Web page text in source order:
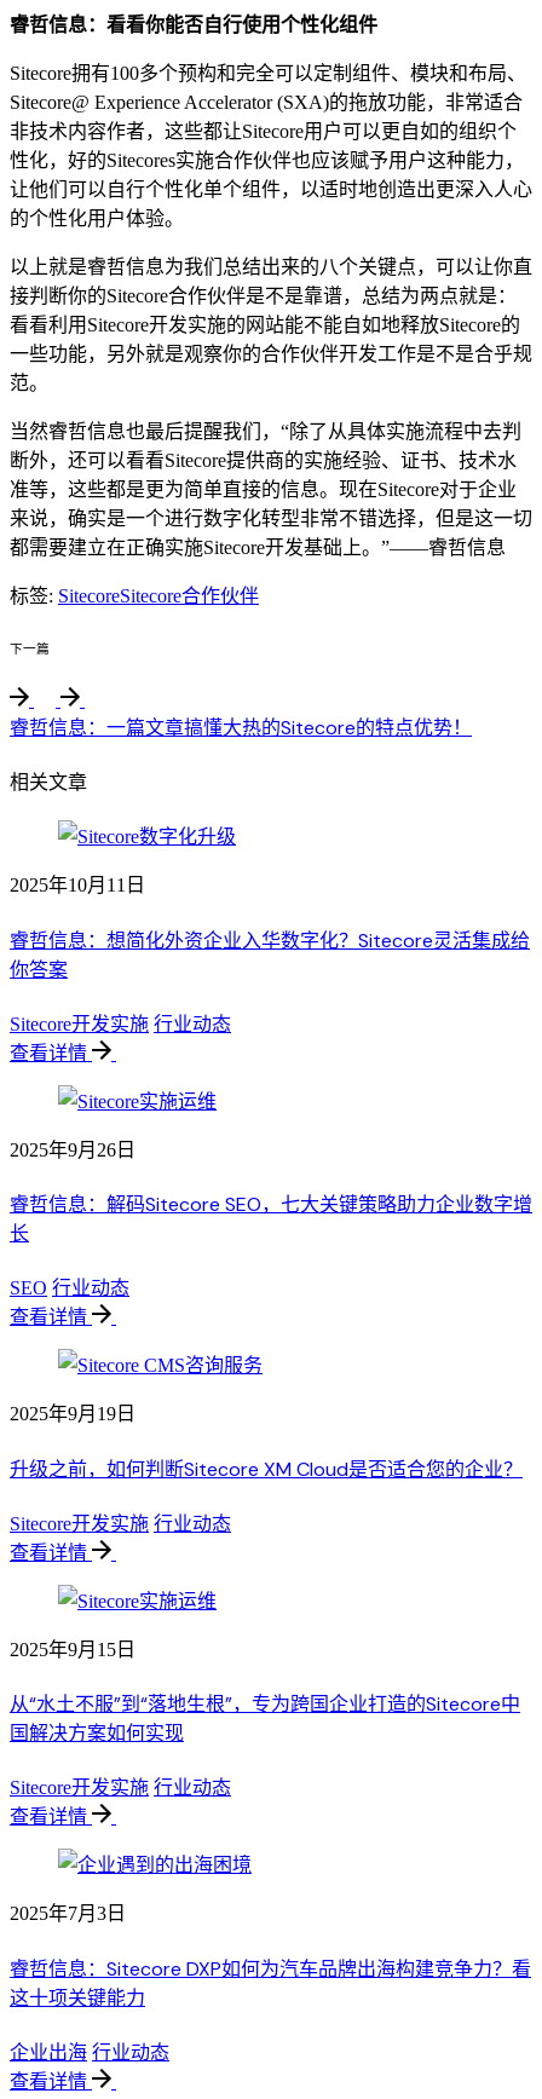
睿哲信息：看看你能否自行使用个性化组件
Sitecore拥有100多个预构和完全可以定制组件、模块和布局、
Sitecore@ Experience Accelerator (SXA)的拖放功能，非常适合
非技术内容作者，这些都让Sitecore用户可以更自如的组织个
性化，好的Sitecores实施合作伙伴也应该赋予用户这种能力，
让他们可以自行个性化单个组件，以适时地创造出更深入人心
的个性化用户体验。
以上就是睿哲信息为我们总结出来的八个关键点，可以让你直
接判断你的Sitecore合作伙伴是不是靠谱，总结为两点就是：
看看利用Sitecore开发实施的网站能不能自如地释放Sitecore的
一些功能，另外就是观察你的合作伙伴开发工作是不是合乎规
范。
当然睿哲信息也最后提醒我们，“除了从具体实施流程中去判
断外，还可以看看Sitecore提供商的实施经验、证书、技术水
准等，这些都是更为简单直接的信息。现在Sitecore对于企业
来说，确实是一个进行数字化转型非常不错选择，但是这一切
都需要建立在正确实施Sitecore开发基础上。”——睿哲信息
标签: SitecoreSitecore合作伙伴
下一篇
睿哲信息：一篇文章搞懂大热的Sitecore的特点优势！
相关文章
2025年10月11日
睿哲信息：想简化外资企业入华数字化？Sitecore灵活集成给
你答案
Sitecore开发实施 行业动态
查看详情
2025年9月26日
睿哲信息：解码Sitecore SEO，七大关键策略助力企业数字增
长
SEO 行业动态
查看详情
2025年9月19日
升级之前，如何判断Sitecore XM Cloud是否适合您的企业？
Sitecore开发实施 行业动态
查看详情
2025年9月15日
从“水土不服”到“落地生根”，专为跨国企业打造的Sitecore中
国解决方案如何实现
Sitecore开发实施 行业动态
查看详情
2025年7月3日
睿哲信息：Sitecore DXP如何为汽车品牌出海构建竞争力？看
这十项关键能力
企业出海 行业动态
查看详情